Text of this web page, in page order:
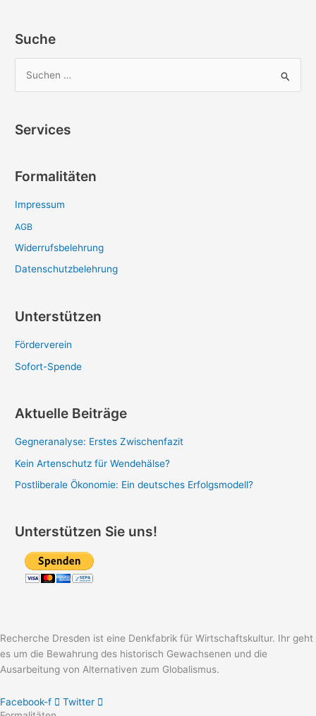
Suche
h
n
a
c
h
:
Services
Formalitäten
Impressum
AGB
Widerrufsbelehrung
Datenschutzbelehrung
Unterstützen
Förderverein
Sofort-Spende
Aktuelle Beiträge
Gegneranalyse: Erstes Zwischenfazit
Kein Artenschutz für Wendehälse?
Postliberale Ökonomie: Ein deutsches Erfolgsmodell?
Unterstützen Sie uns!
Recherche Dresden ist eine Denkfabrik für Wirtschaftskultur. Ihr geht
es um die Bewahrung des historisch Gewachsenen und die
Ausarbeitung von Alternativen zum Globalismus.
Facebook-f
Twitter